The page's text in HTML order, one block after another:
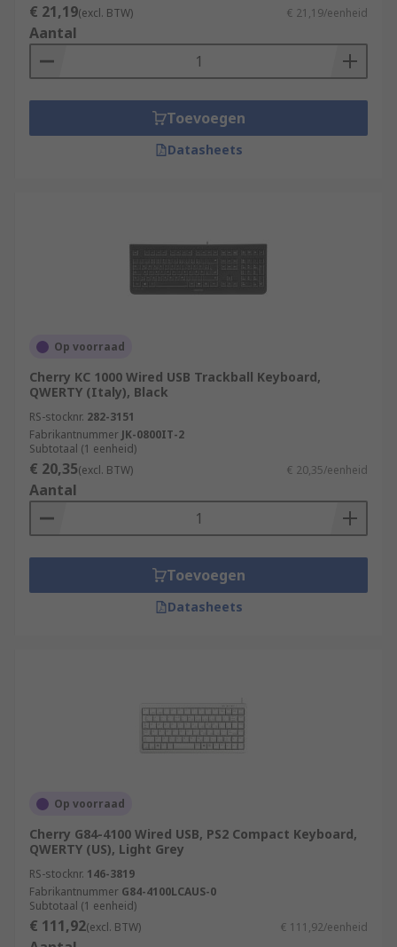
€ 21,19(excl. BTW) € 21,19/eenheid
Aantal
Toevoegen
Datasheets
Op voorraad
Cherry KC 1000 Wired USB Trackball Keyboard,
QWERTY (Italy), Black
RS-stocknr. 282-3151
Fabrikantnummer JK-0800IT-2
Subtotaal (1 eenheid)
€ 20,35(excl. BTW) € 20,35/eenheid
Aantal
Toevoegen
Datasheets
Op voorraad
Cherry G84-4100 Wired USB, PS2 Compact Keyboard,
QWERTY (US), Light Grey
RS-stocknr. 146-3819
Fabrikantnummer G84-4100LCAUS-0
Subtotaal (1 eenheid)
€ 111,92(excl. BTW) € 111,92/eenheid